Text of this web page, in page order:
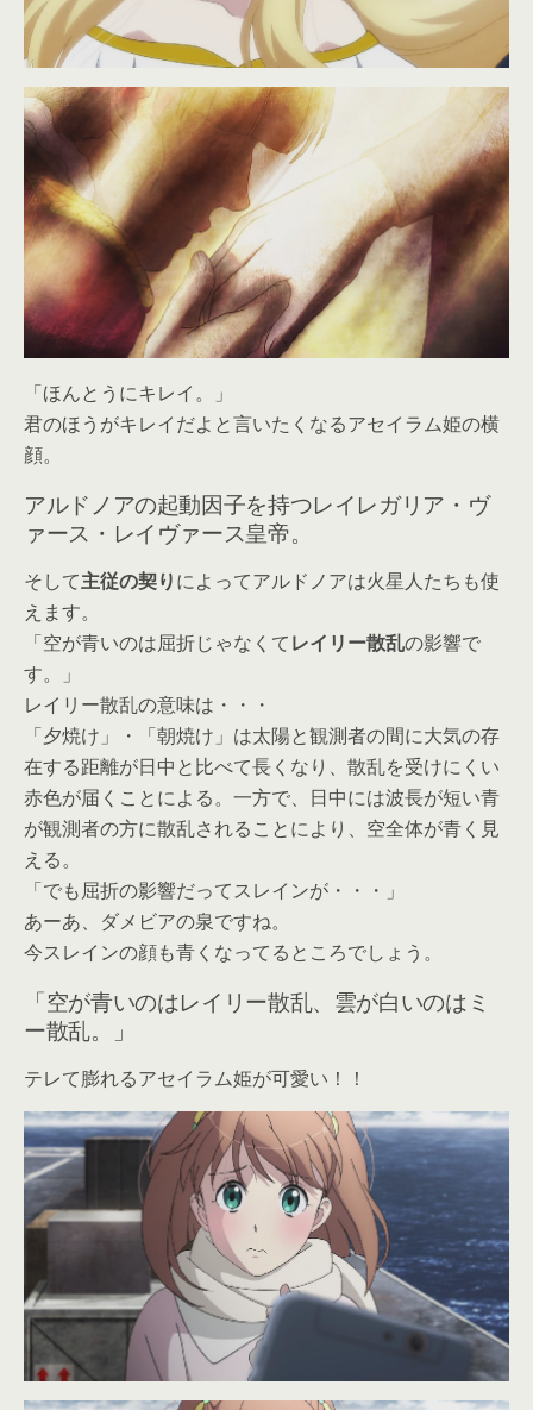
「ほんとうにキレイ。」
君のほうがキレイだよと言いたくなるアセイラム姫の横
顔。
アルドノアの起動因子を持つレイレガリア・ヴ
ァース・レイヴァース皇帝。
そして主従の契りによってアルドノアは火星人たちも使
えます。
「空が青いのは屈折じゃなくてレイリー散乱の影響で
す。」
レイリー散乱の意味は・・・
「夕焼け」・「朝焼け」は太陽と観測者の間に大気の存
在する距離が日中と比べて長くなり、散乱を受けにくい
赤色が届くことによる。一方で、日中には波長が短い青
が観測者の方に散乱されることにより、空全体が青く見
える。
「でも屈折の影響だってスレインが・・・」
あーあ、ダメビアの泉ですね。
今スレインの顔も青くなってるところでしょう。
「空が青いのはレイリー散乱、雲が白いのはミ
ー散乱。」
テレて膨れるアセイラム姫が可愛い！！